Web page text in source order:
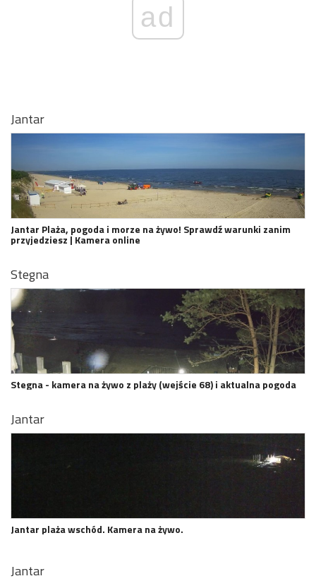
ad
Jantar
Jantar Plaża, pogoda i morze na żywo! Sprawdź warunki zanim
przyjedziesz | Kamera online
Stegna
Stegna - kamera na żywo z plaży (wejście 68) i aktualna pogoda
Jantar
Jantar plaża wschód. Kamera na żywo.
Jantar